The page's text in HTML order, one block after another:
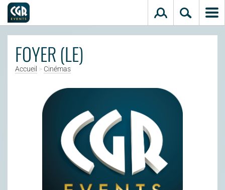
FOYER (LE)
Accueil > Cinémas